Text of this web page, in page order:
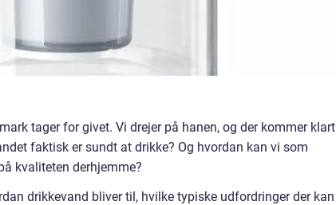
tager for givet. Vi drejer på hanen, og der kommer klart
faktisk er sundt at drikke? Og hvordan kan vi som
kvaliteten derhjemme?
drikkevand bliver til, hvilke typiske udfordringer der kan